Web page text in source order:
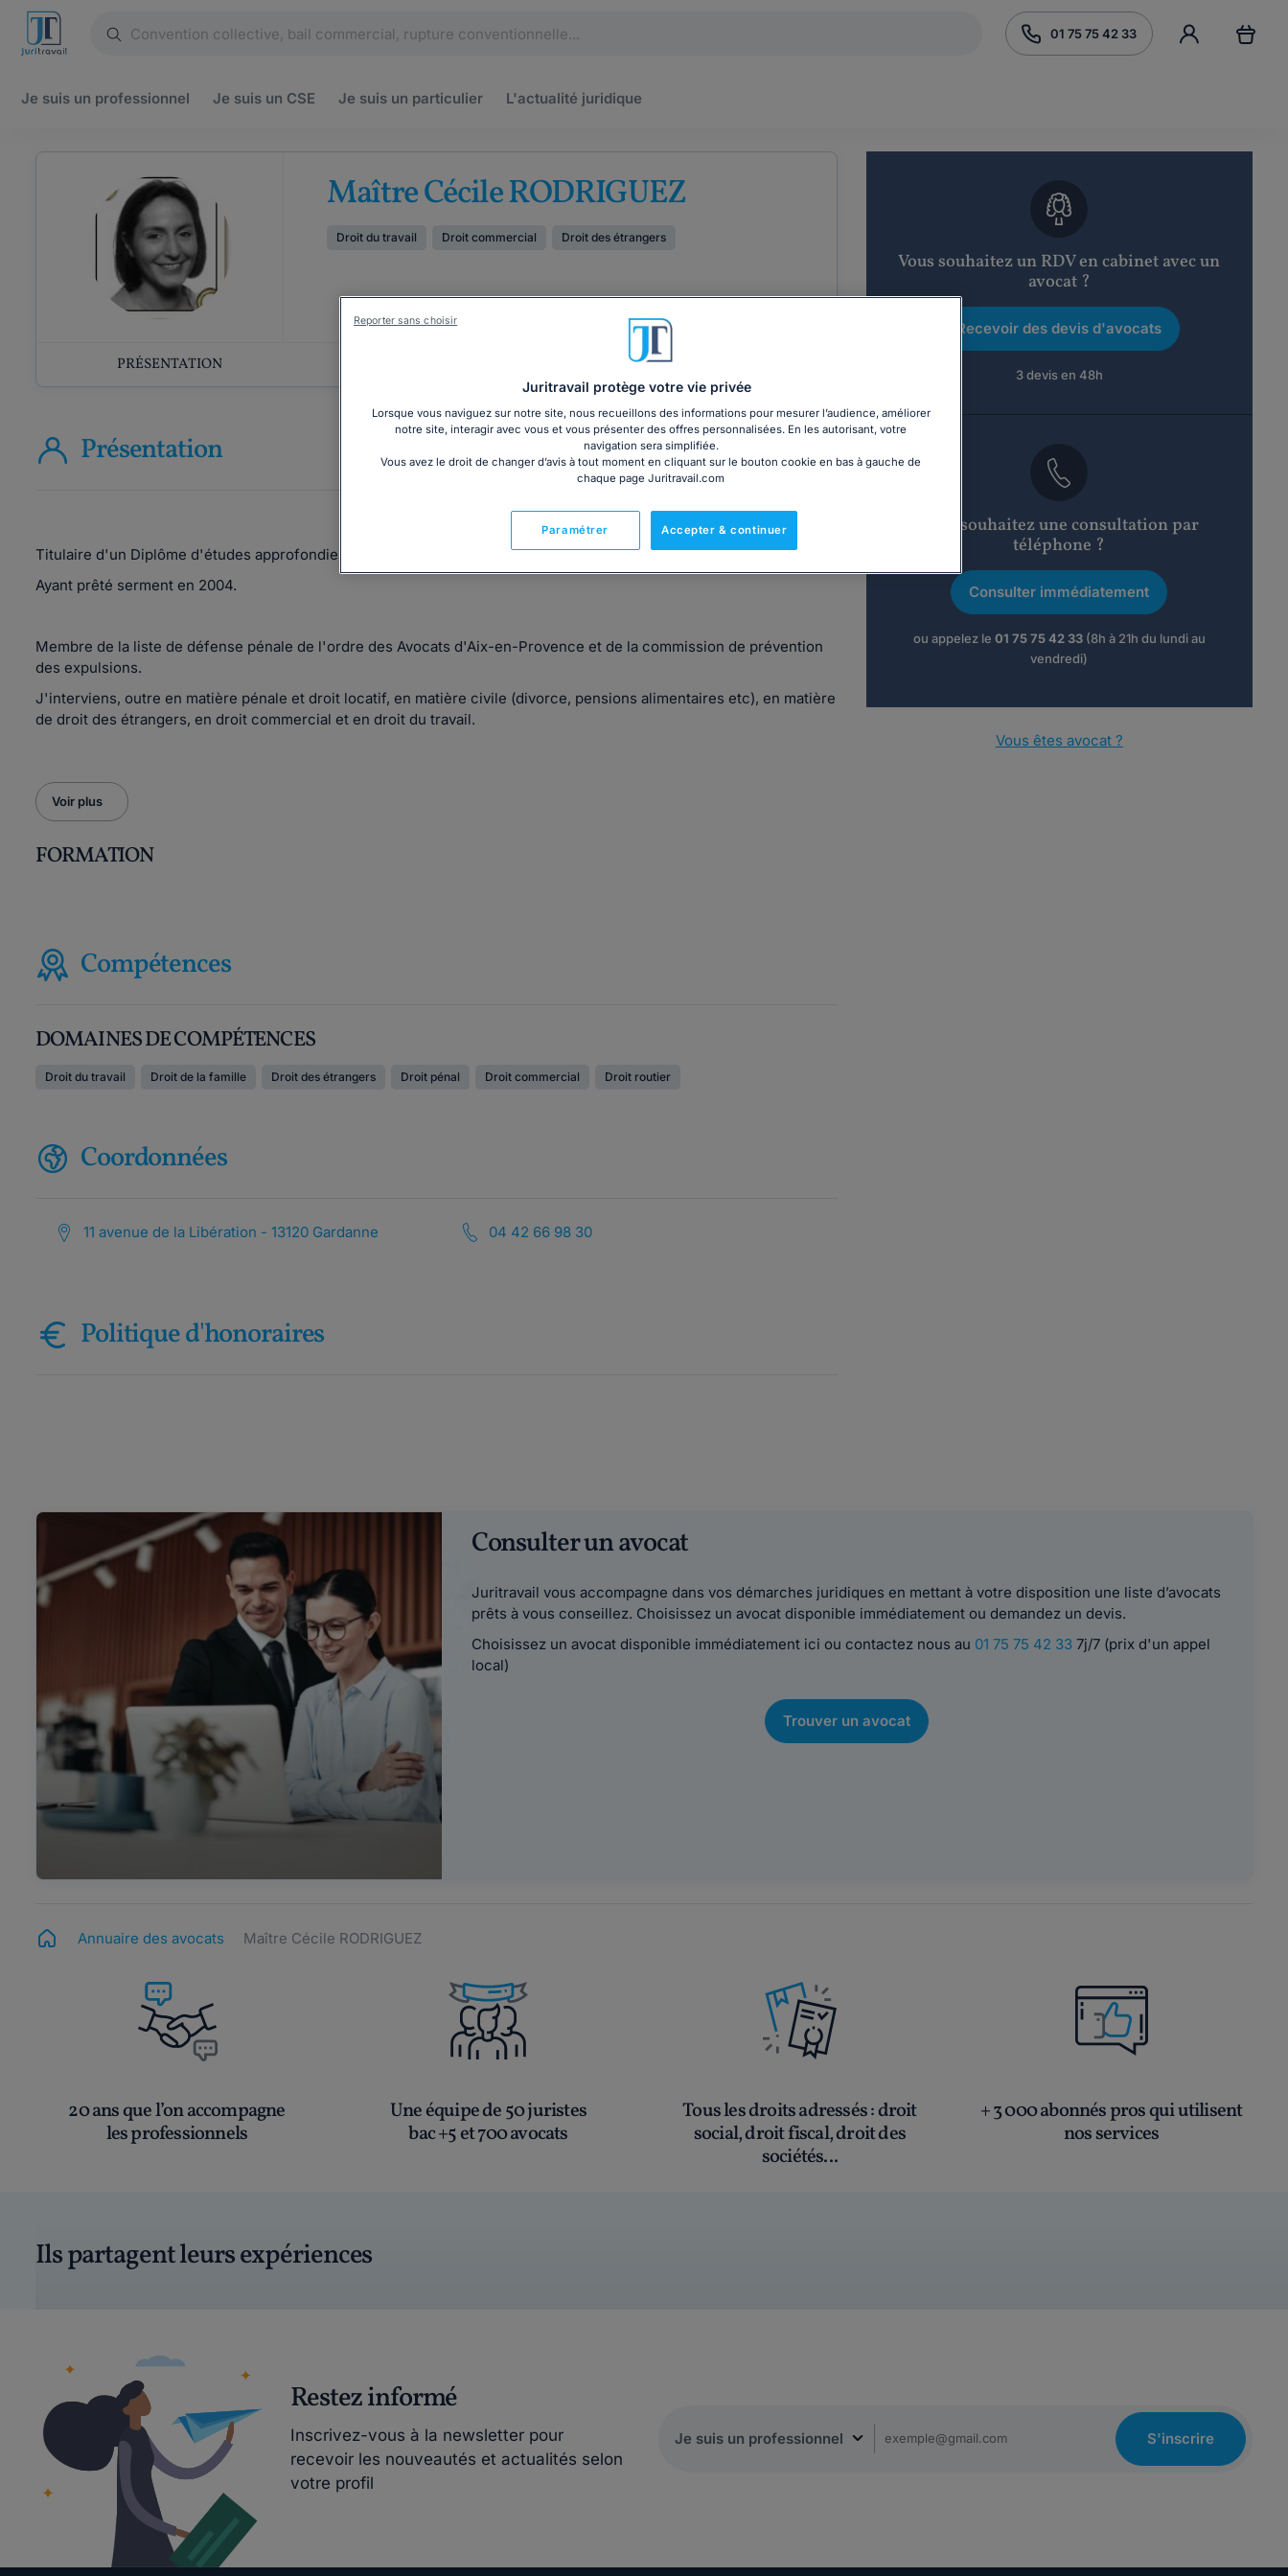
01 75 75 42 33
Je suis un professionnel Je suis un CSE Je suis un particulier L'actualité juridique
Maître Cécile RODRIGUEZ
Droit du travail Droit commercial Droit des étrangers
PRÉSENTATION COORDONNÉES
Présentation
Titulaire d'un Diplôme d'études approfondies en sciences pénales et criminologiques.
Ayant prêté serment en 2004.
Membre de la liste de défense pénale de l'ordre des Avocats d'Aix-en-Provence et de la commission de prévention
des expulsions.
J'interviens, outre en matière pénale et droit locatif, en matière civile (divorce, pensions alimentaires etc), en matière
de droit des étrangers, en droit commercial et en droit du travail.
Voir plus
FORMATION
Compétences
DOMAINES DE COMPÉTENCES
Droit du travail Droit de la famille Droit des étrangers Droit pénal Droit commercial Droit routier
Coordonnées
11 avenue de la Libération - 13120 Gardanne 04 42 66 98 30
Politique d'honoraires
Vous souhaitez un RDV en cabinet avec un
avocat ?
Recevoir des devis d'avocats
3 devis en 48h
Vous souhaitez une consultation par
téléphone ?
Consulter immédiatement
ou appelez le 01 75 75 42 33(8h à 21h du lundi au
vendredi)
Vous êtes avocat ?
Consulter un avocat
Juritravail vous accompagne dans vos démarches juridiques en mettant à votre disposition une liste d’avocats
prêts à vous conseillez. Choisissez un avocat disponible immédiatement ou demandez un devis.
Choisissez un avocat disponible immédiatement ici ou contactez nous au 01 75 75 42 337j/7 (prix d'un appel
local)
Trouver un avocat
Annuaire des avocats Maître Cécile RODRIGUEZ
20 ans que l’on accompagne
les professionnels
Une équipe de 50 juristes
bac +5 et 700 avocats
Tous les droits adressés: droit
social, droit fiscal, droit des
sociétés...
+ 3 000 abonnés pros qui utilisent
nos services
Ils partagent leurs expériences
Restez informé
Inscrivez-vous à la newsletter pour
recevoir les nouveautés et actualités selon
votre profil
S'inscrire
Juritravail protège votre vie privée
Lorsque vous naviguez sur notre site, nous recueillons des informations pour mesurer l’audience, améliorer
notre site, interagir avec vous et vous présenter des offres personnalisées. En les autorisant, votre
navigation sera simplifiée.
Vous avez le droit de changer d’avis à tout moment en cliquant sur le bouton cookie en bas à gauche de
chaque page Juritravail.com
Accepter & continuer
Paramétrer
Reporter sans choisir